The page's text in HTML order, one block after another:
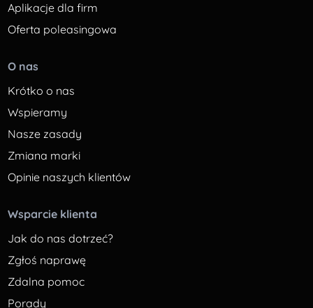
Aplikacje dla firm
Oferta poleasingowa
O nas
Krótko o nas
Wspieramy
Nasze zasady
Zmiana marki
Opinie naszych klientów
Wsparcie klienta
Jak do nas dotrzeć?
Zgłoś naprawę
Zdalna pomoc
Porady